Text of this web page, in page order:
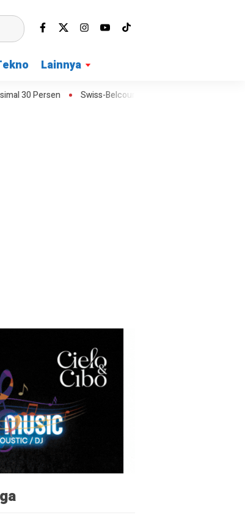
Lainnya
Swiss-Belcourt Bogor Buka Promo Merdeka Escape